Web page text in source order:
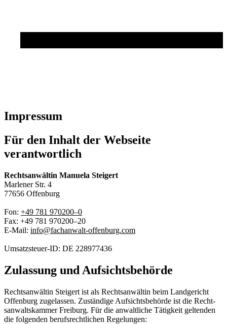
Impressum
Für den Inhalt der Webseite
verantwortlich
Recht­san­wältin Manuela Steigert
Mar­len­er Str. 4
77656 Offen­burg
Fon: +49 781 970200–0
Fax: +49 781 970200–20
E‑Mail: info@fachanwalt-offenburg.com
Umsatzs­teuer-ID: DE 228977436
Zulassung und Aufsichtsbehörde
Recht­san­wältin Steigert ist als Recht­san­wältin beim Landgericht
Offen­burg zuge­lassen. Zuständi­ge Auf­sichts­be­hörde ist die Recht­
san­walt­skam­mer Freiburg. Für die anwaltliche Tätigkeit gel­tenden
die fol­gen­den beruf­s­rechtlichen Regelungen: